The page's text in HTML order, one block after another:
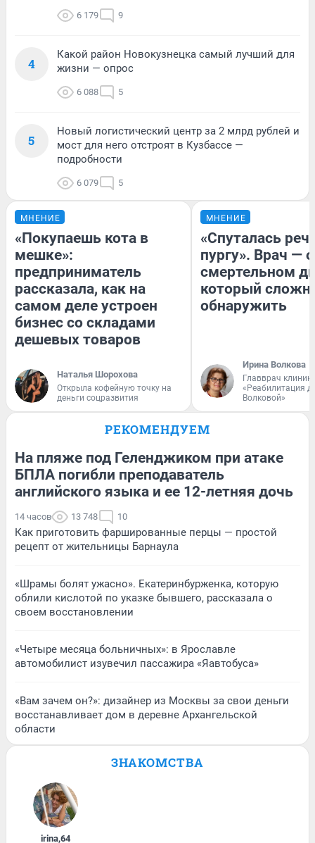
6 179 9
4
Какой район Новокузнецка самый лучший для
жизни — опрос
6 088 5
5
Новый логистический центр за 2 млрд рублей и
мост для него отстроят в Кузбассе —
подробности
6 079 5
МНЕНИЕ
«Покупаешь кота в
мешке»:
предприниматель
рассказала, как на
самом деле устроен
бизнес со складами
дешевых товаров
Наталья Шорохова
Открыла кофейную точку на
деньги соцразвития
МНЕНИЕ
«Спуталась
пургу». Врач — о
смертельном
который
обнаружить
Ирина Волкова
Главврач
«Реабилитация
Волковой»
РЕКОМЕНДУЕМ
На пляже под Геленджиком при атаке
БПЛА погибли преподаватель
английского языка и ее 12-летняя дочь
14 часов 13 748 10
Как приготовить фаршированные перцы — простой
рецепт от жительницы Барнаула
«Шрамы болят ужасно». Екатеринбурженка, которую
облили кислотой по указке бывшего, рассказала о
своем восстановлении
«Четыре месяца больничных»: в Ярославле
автомобилист изувечил пассажира «Яавтобуса»
«Вам зачем он?»: дизайнер из Москвы за свои деньги
восстанавливает дом в деревне Архангельской
области
ЗНАКОМСТВА
irina,64